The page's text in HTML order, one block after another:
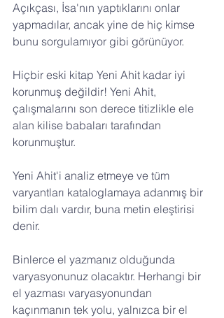
Açıkçası, İsa'nın yaptıklarını onlar
yapmadılar, ancak yine de hiç kimse
bunu sorgulamıyor gibi görünüyor.
Hiçbir eski kitap Yeni Ahit kadar iyi
korunmuş değildir! Yeni Ahit,
çalışmalarını son derece titizlikle ele
alan kilise babaları tarafından
korunmuştur.
Yeni Ahit'i analiz etmeye ve tüm
varyantları kataloglamaya adanmış bir
bilim dalı vardır, buna metin eleştirisi
denir.
Binlerce el yazmanız olduğunda
varyasyonunuz olacaktır. Herhangi bir
el yazması varyasyonundan
kaçınmanın tek yolu, yalnızca bir el